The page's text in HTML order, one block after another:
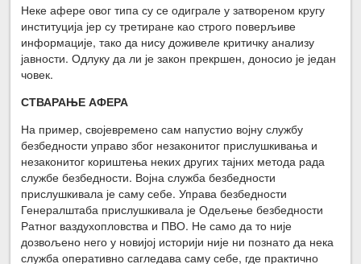
Неке афере овог типа су се одиграле у затвореном кругу
институција јер су третиране као строго поверљиве
информације, тако да нису доживеле критичку анализу
јавности. Одлуку да ли је закон прекршен, доносио је један
човек.
СТВАРАЊЕ АФЕРА
На пример, својевремено сам напустио војну службу
безбедности управо због незаконитог прислушкивања и
незаконитог кориштења неких других тајних метода рада
службе безбедности. Војна служба безбедности
прислушкивала је саму себе. Управа безбедности
Генералштаба прислушкивала је Одељење безбедности
Ратног ваздухопловства и ПВО. Не само да то није
дозвољено него у новијој историји није ни познато да нека
служба оперативно сагледава саму себе, где практично